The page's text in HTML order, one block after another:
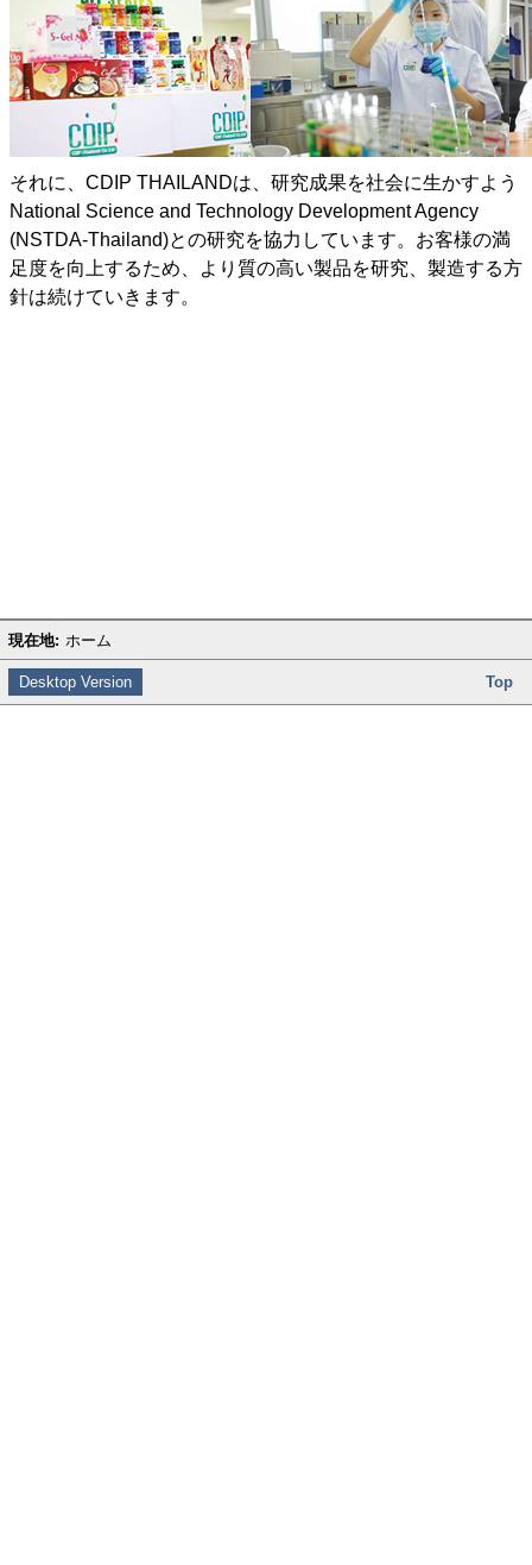
それに、CDIP THAILANDは、研究成果を社会に生かすよう
National Science and Technology Development Agency
(NSTDA-Thailand)との研究を協力しています。お客様の満
足度を向上するため、より質の高い製品を研究、製造する方
針は続けていきます。
現在地: ホーム
Desktop Version Top